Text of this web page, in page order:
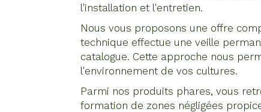
l'installation et l'entretien.
Nous vous proposons une offre
technique effectue une veille
catalogue. Cette approche nous
l'environnement de vos cultures.
Parmi nos produits phares, vous
formation de zones négligées